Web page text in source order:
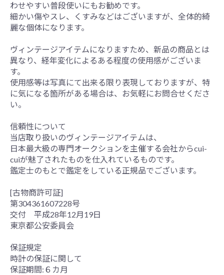
わせやすい普段使いにもお勧めです。
細かい傷やスレ、くすみなどはございますが、全体的綺
麗な個体になります。
ヴィンテージアイテムになりますため、新品の商品とは
異なり、経年変化によるある程度の使用感がございま
す。
使用感等は写真にて出来る限り表現しておりますが、特
に気になる箇所がある場合は、お気軽にお問合せくださ
い。
信頼性について
当店取り扱いのヴィンテージアイテムは、
日本最大級の専門オークションを主催する会社からcui-
cuiが魅了されたものを仕入れているものです。
鑑定士のもとで鑑定をしている正規品でございます。
[古物商許可証]
第304361607228号
交付 平成28年12月19日
東京都公安委員会
保証規定
時計の保証に関して
保証期間:６カ月